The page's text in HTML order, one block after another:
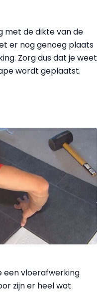
met de dikte van de
er nog genoeg plaats
Zorg dus dat je weet
wordt geplaatst.
een vloerafwerking
zijn er heel wat